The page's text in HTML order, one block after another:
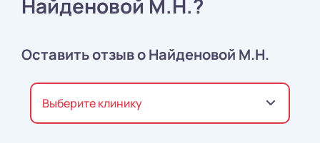
Найденовой М.Н.?
Оставить отзыв о Найденовой М.Н.
Выберите клинику